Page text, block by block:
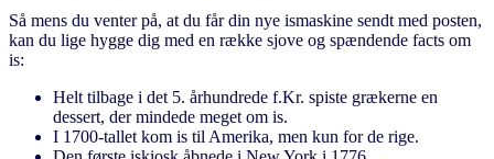
Så mens du venter på, at du får din nye ismaskine sendt med posten,
kan du lige hygge dig med en række sjove og spændende facts om
is:
Helt tilbage i det 5. århundrede f.Kr. spiste grækerne en
dessert, der mindede meget om is.
I 1700-tallet kom is til Amerika, men kun for de rige.